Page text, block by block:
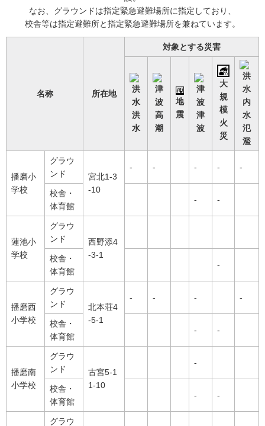
なお、グラウンドは指定緊急避難場所に指定しており、
校舎等は指定避難所と指定緊急避難場所を兼ねています。
名称 所在地
対象とする災害
洪
水
高
潮
地
震
津
波
大
規
模
火
災
内
水
氾
濫
播磨小
学校
グラウ
ンド
宮北1-3
-10
- - - - -
校舎・
体育館
- -
蓮池小
学校
グラウ
ンド
西野添4
-3-1
校舎・
体育館
-
播磨西
小学校
グラウ
ンド
北本荘4
-5-1
- - - -
校舎・
体育館
- -
播磨南
小学校
グラウ
ンド
古宮5-1
1-10
-
校舎・
体育館
- -
グラウ